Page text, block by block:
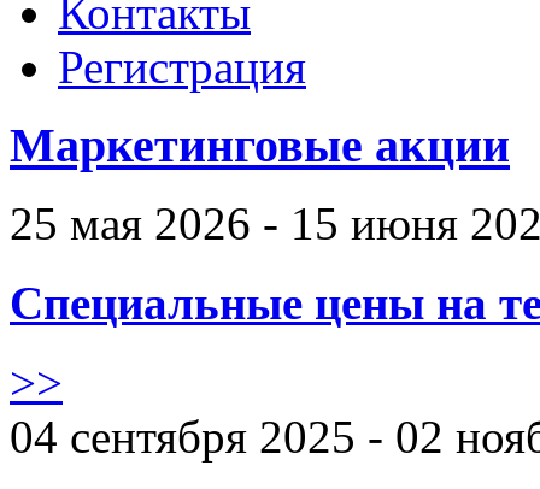
Контакты
Регистрация
Маркетинговые акции
25 мая 2026 - 15 июня
Специальные цены на
>>
04 сентября 2025 - 02